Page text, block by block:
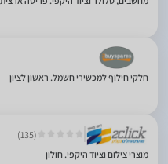
חלקי חילוף למכשירי חשמל. ראשון לציון
(135)
מוצרי צילום וציוד היקפי. חולון